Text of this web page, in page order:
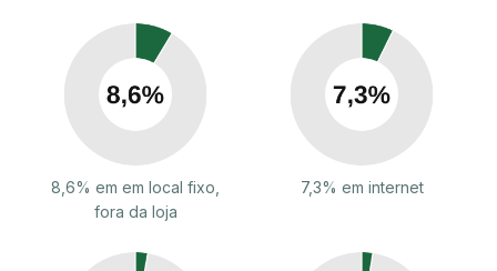
8,6% em em local fixo,
fora da loja
7,3% em internet